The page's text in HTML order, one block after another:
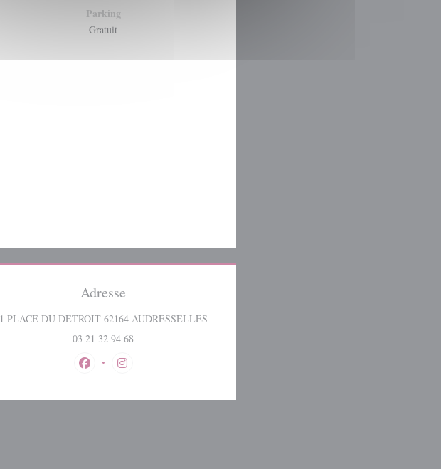
Parking
Gratuit
Adresse
1 PLACE DU DETROIT 62164 AUDRESSELLES((ouvre une nouvelle fenêtre))
03 21 32 94 68
Facebook ((ouvre une nouvelle fenêtre))
Instagram ((ouvre une nouvelle fenêtre))